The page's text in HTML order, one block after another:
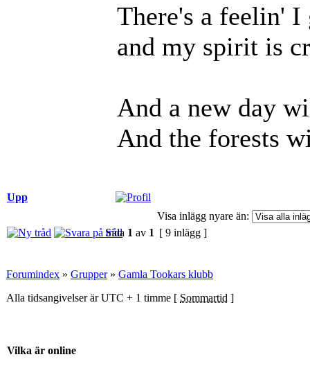
There's a feelin'
and my spirit is
And a new day
And the forests
Upp
Visa inlägg nyare än:
Sida 1 av 1 [ 9 inlägg ]
Forumindex » Grupper» Gamla Tookars klubb
Alla tidsangivelser är UTC + 1 timme [ Sommartid ]
Vilka är online